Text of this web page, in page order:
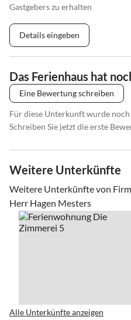
Gastgebers zu erhalten
Details eingeben
Das Ferienhaus hat
Eine Bewertung schreiben
Für diese Unterkunft wurde noch
Schreiben Sie jetzt die erste
Weitere Unterkünfte
Weitere Unterkünfte von
Herr Hagen Mesters
Alle Unterkünfte anzeigen